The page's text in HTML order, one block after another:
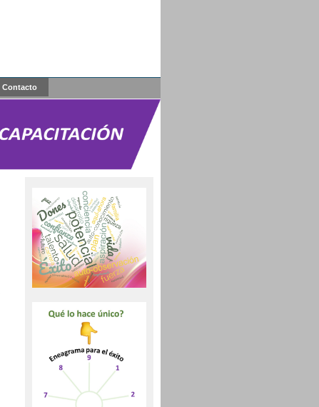
Contacto